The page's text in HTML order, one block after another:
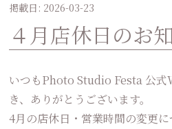
掲載日: 2026-03-23
４月店休日のお
いつもPhoto Studio Festa 公式
き、ありがとうございます。
4月の店休日・営業時間の変更